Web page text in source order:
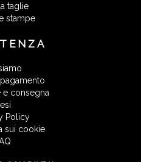
taglie
stampe
e consegna
Policy
sui cookie